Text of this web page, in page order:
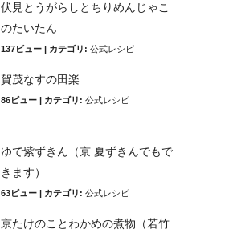
伏見とうがらしとちりめんじゃこ
のたいたん
137ビュー カテゴリ: 公式レシピ
賀茂なすの田楽
86ビュー カテゴリ: 公式レシピ
ゆで紫ずきん（京 夏ずきんでもで
きます）
63ビュー カテゴリ: 公式レシピ
京たけのことわかめの煮物（若竹